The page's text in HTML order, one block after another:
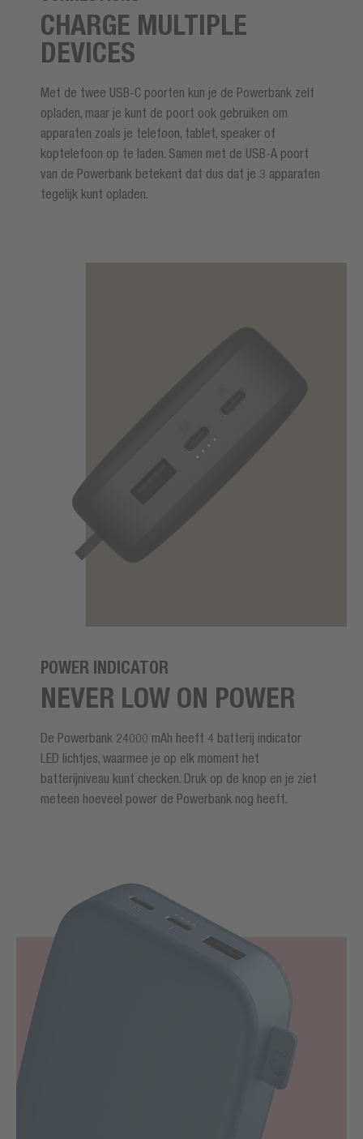
CHARGE MULTIPLE
DEVICES
Met de twee USB-C poorten kun je de Powerbank zelf
opladen, maar je kunt de poort ook gebruiken om
apparaten zoals je telefoon, tablet, speaker of
koptelefoon op te laden. Samen met de USB-A poort
van de Powerbank betekent dat dus dat je 3 apparaten
tegelijk kunt opladen.
POWER INDICATOR
NEVER LOW ON POWER
De Powerbank 24000 mAh heeft 4 batterij indicator
LED lichtjes, waarmee je op elk moment het
batterijniveau kunt checken. Druk op de knop en je ziet
meteen hoeveel power de Powerbank nog heeft.